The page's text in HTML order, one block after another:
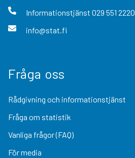
Informationstjänst 029 551 2220
info@stat.fi
Fråga oss
Rådgivning och informationstjänst
Fråga om statistik
Vanliga frågor (FAQ)
För media